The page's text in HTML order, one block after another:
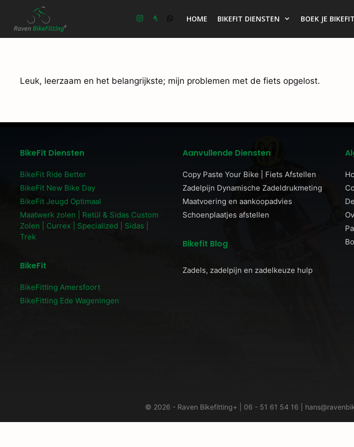
HOME BIKEFIT DIENSTEN BOEK JE
Leuk, leerzaam en het belangrijkste; mijn problemen met de fiets opgelost.
BikeFit Diensten
BikeFit Ride Better
BikeFit New Bike Day
BikeFit Jeugd Optimaal
Maatwerk zolen | Retül & Sidas Custom
Zolen | Currex | Specialized | Sidas |
Trek
BikeFit
BikeFitting Amersfoort
BikeFitting Ede Wageningen
Aanvullende Diensten
Copy Paste Your Bike | Fiets Afstellen
Zadelpijn Dynamische Zadeldrukmeting
Maatvoering en aankoopadvies
Schoenplaatjes afstellen
Bikefit Blog
Zadels, zadelpijn en zadelkeuze hulp
© 2026 - Raven Bikefitting+ | 06 - 51 61 54 16